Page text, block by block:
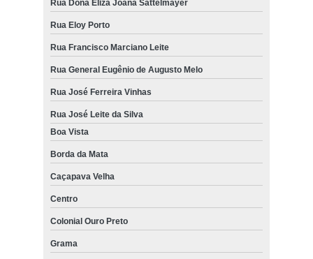
Rua Dona Eliza Joana Sattelmayer
Rua Eloy Porto
Rua Francisco Marciano Leite
Rua General Eugênio de Augusto Melo
Rua José Ferreira Vinhas
Rua José Leite da Silva
Boa Vista
Borda da Mata
Caçapava Velha
Centro
Colonial Ouro Preto
Grama